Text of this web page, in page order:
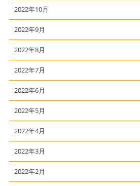
2022年10月
2022年9月
2022年8月
2022年7月
2022年6月
2022年5月
2022年4月
2022年3月
2022年2月